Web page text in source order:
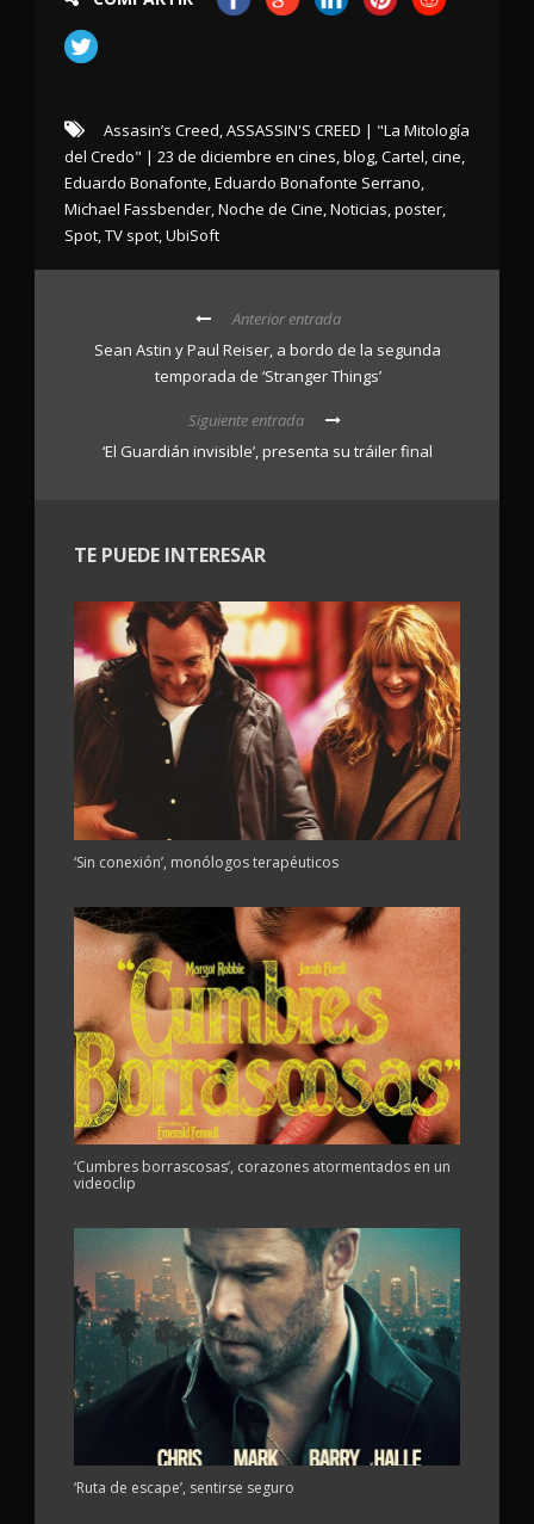
Assasin’s Creed,ASSASSIN'S CREED | "La Mitología
del Credo" | 23 de diciembre en cines,blog,Cartel,cine,
Eduardo Bonafonte,Eduardo Bonafonte Serrano,
Michael Fassbender,Noche de Cine,Noticias,poster,
Spot,TV spot,UbiSoft
Anterior entrada
Sean Astin y Paul Reiser, a bordo de la segunda
temporada de ‘Stranger Things’
Siguiente entrada
‘El Guardián invisible’, presenta su tráiler final
TE PUEDE INTERESAR
‘Sin conexión’, monólogos terapéuticos
‘Cumbres borrascosas’, corazones atormentados en un
videoclip
‘Ruta de escape’, sentirse seguro